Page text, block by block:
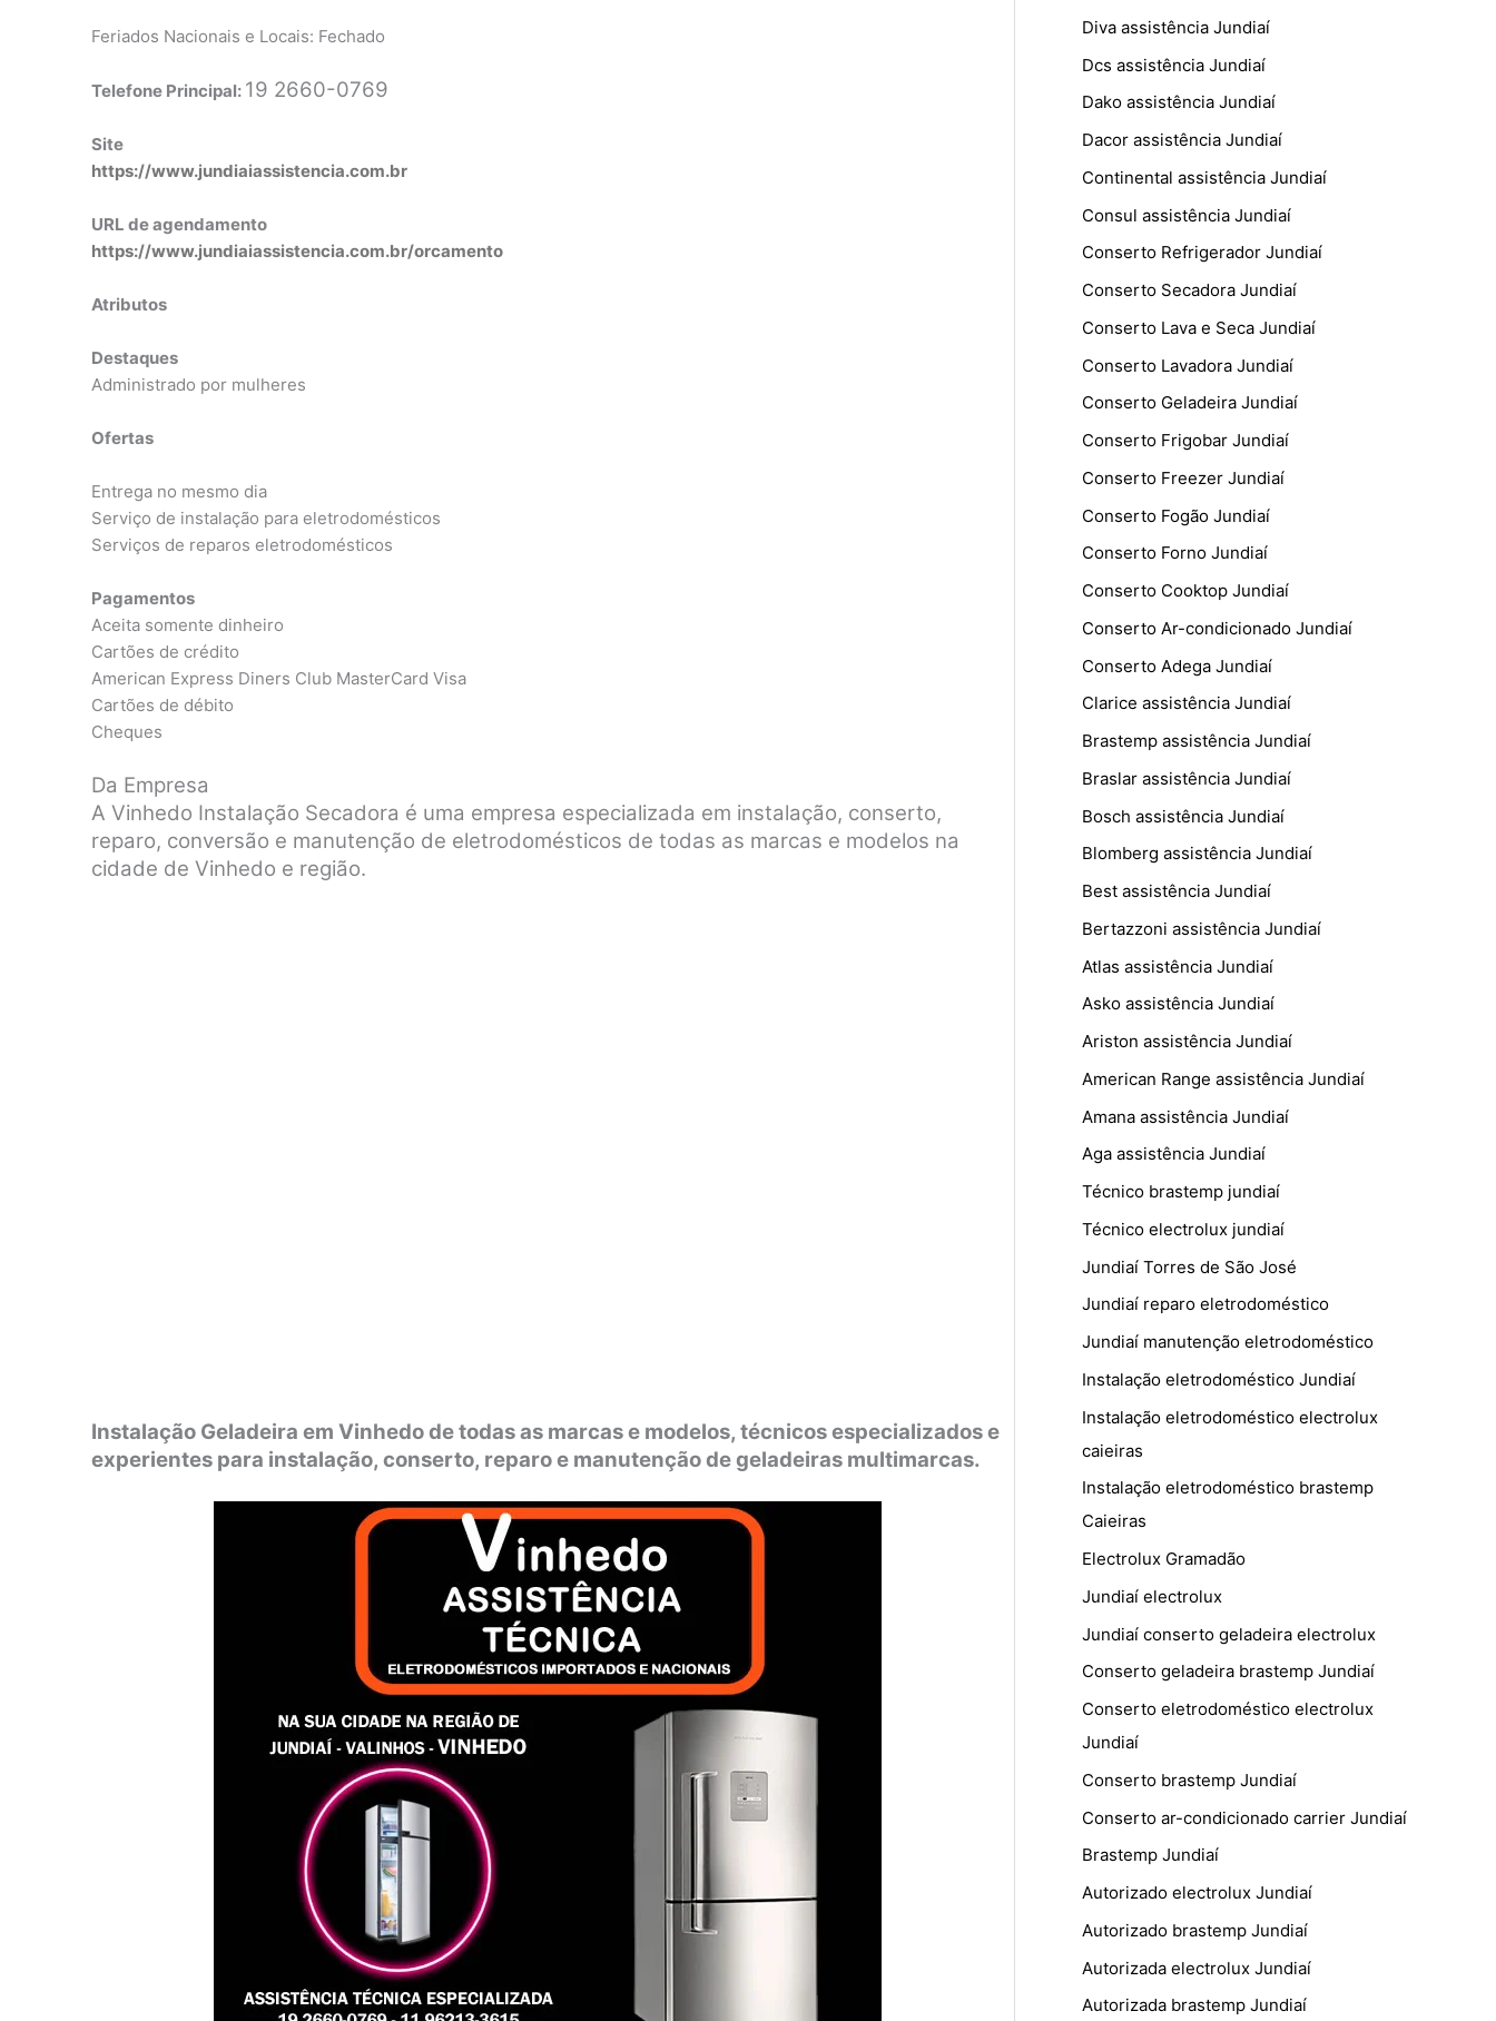
Feriados Nacionais e Locais: Fechado
Telefone Principal: 19 2660-0769
Site
https://www.jundiaiassistencia.com.br
URL de agendamento
https://www.jundiaiassistencia.com.br/orcamento
Atributos
Destaques
Administrado por mulheres
Ofertas
Entrega no mesmo dia
Serviço de instalação para eletrodomésticos
Serviços de reparos eletrodomésticos
Pagamentos
Aceita somente dinheiro
Cartões de crédito
American Express Diners Club MasterCard Visa
Cartões de débito
Cheques
Da Empresa
A Vinhedo Instalação Secadora é uma empresa especializada em instalação, conserto,
reparo, conversão e manutenção de eletrodomésticos de todas as marcas e modelos na
cidade de Vinhedo e região.
Instalação Geladeira em Vinhedo de todas as marcas e modelos, técnicos especializados e
experientes para instalação, conserto, reparo e manutenção de geladeiras multimarcas.
Diva assistência Jundiaí
Dcs assistência Jundiaí
Dako assistência Jundiaí
Dacor assistência Jundiaí
Continental assistência Jundiaí
Consul assistência Jundiaí
Conserto Refrigerador Jundiaí
Conserto Secadora Jundiaí
Conserto Lava e Seca Jundiaí
Conserto Lavadora Jundiaí
Conserto Geladeira Jundiaí
Conserto Frigobar Jundiaí
Conserto Freezer Jundiaí
Conserto Fogão Jundiaí
Conserto Forno Jundiaí
Conserto Cooktop Jundiaí
Conserto Ar-condicionado Jundiaí
Conserto Adega Jundiaí
Clarice assistência Jundiaí
Brastemp assistência Jundiaí
Braslar assistência Jundiaí
Bosch assistência Jundiaí
Blomberg assistência Jundiaí
Best assistência Jundiaí
Bertazzoni assistência Jundiaí
Atlas assistência Jundiaí
Asko assistência Jundiaí
Ariston assistência Jundiaí
American Range assistência Jundiaí
Amana assistência Jundiaí
Aga assistência Jundiaí
Técnico brastemp jundiaí
Técnico electrolux jundiaí
Jundiaí Torres de São José
Jundiaí reparo eletrodoméstico
Jundiaí manutenção eletrodoméstico
Instalação eletrodoméstico Jundiaí
Instalação eletrodoméstico electrolux
caieiras
Instalação eletrodoméstico brastemp
Caieiras
Electrolux Gramadão
Jundiaí electrolux
Jundiaí conserto geladeira electrolux
Conserto geladeira brastemp Jundiaí
Conserto eletrodoméstico electrolux
Jundiaí
Conserto brastemp Jundiaí
Conserto ar-condicionado carrier Jundiaí
Brastemp Jundiaí
Autorizado electrolux Jundiaí
Autorizado brastemp Jundiaí
Autorizada electrolux Jundiaí
Autorizada brastemp Jundiaí